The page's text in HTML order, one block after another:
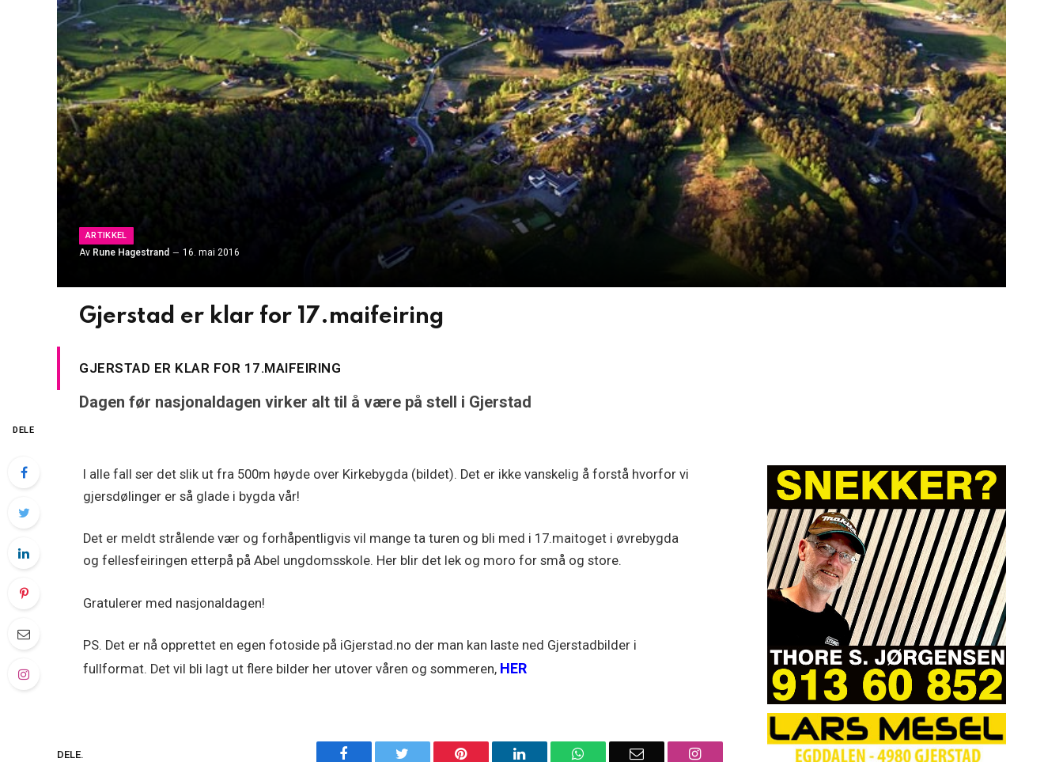
ARTIKKEL
Av Rune Hagestrand 16. mai 2016
Gjerstad er klar for 17.maifeiring
GJERSTAD ER KLAR FOR 17.MAIFEIRING
Dagen før nasjonaldagen virker alt til å være på stell i Gjerstad
DELE
I alle fall ser det slik ut fra 500m høyde over Kirkebygda (bildet). Det er ikke vanskelig å forstå hvorfor vi
gjersdølinger er så glade i bygda vår!
Det er meldt strålende vær og forhåpentligvis vil mange ta turen og bli med i 17.maitoget i øvrebygda
og fellesfeiringen etterpå på Abel ungdomsskole. Her blir det lek og moro for små og store.
Gratulerer med nasjonaldagen!
PS. Det er nå opprettet en egen fotoside på iGjerstad.no der man kan laste ned Gjerstadbilder i
fullformat. Det vil bli lagt ut flere bilder her utover våren og sommeren, HER
DELE. Facebook Pinterest LinkedIn WhatsAppEmail Instagram